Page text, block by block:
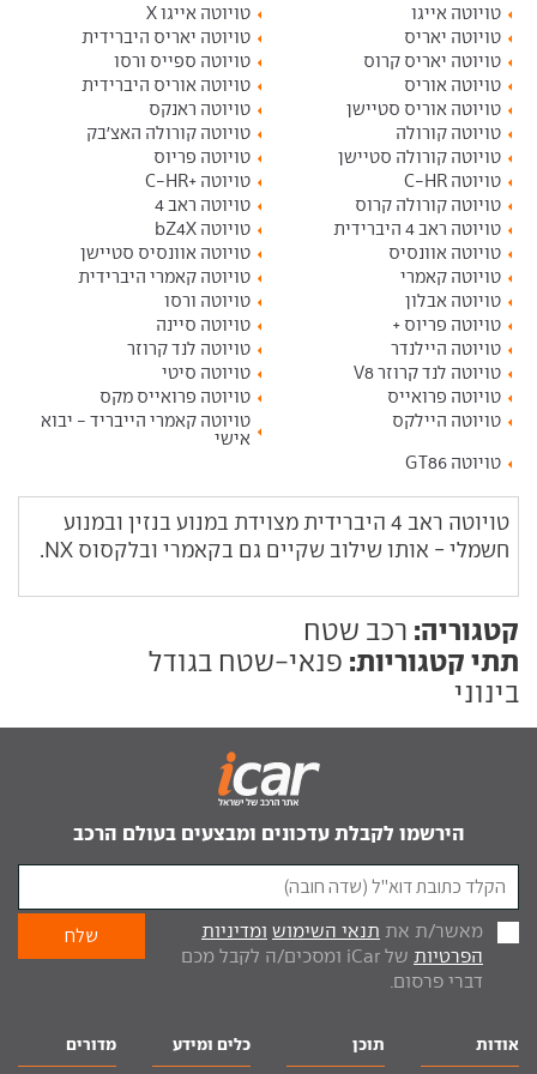
טויוטה אייגו
טויוטה אייגו X
טויוטה יאריס
טויוטה יאריס היברידית
טויוטה יאריס קרוס
טויוטה ספייס ורסו
טויוטה אוריס
טויוטה אוריס היברידית
טויוטה אוריס סטיישן
טויוטה ראנקס
טויוטה קורולה
טויוטה קורולה האצ'בק
טויוטה קורולה סטיישן
טויוטה פריוס
טויוטה C-HR
טויוטה +C-HR
טויוטה קורולה קרוס
טויוטה ראב 4
טויוטה ראב 4 היברידית
טויוטה bZ4X
טויוטה אוונסיס
טויוטה אוונסיס סטיישן
טויוטה קאמרי
טויוטה קאמרי היברידית
טויוטה אבלון
טויוטה ורסו
טויוטה פריוס +
טויוטה סיינה
טויוטה היילנדר
טויוטה לנד קרוזר
טויוטה לנד קרוזר V8
טויוטה סיטי
טויוטה פרואייס
טויוטה פרואייס מקס
טויוטה היילקס
טויוטה קאמרי הייבריד - יבוא
אישי
טויוטה GT86
טויוטה ראב 4 היברידית מצוידת במנוע בנזין ובמנוע
חשמלי - אותו שילוב שקיים גם בקאמרי ובלקסוס NX.
קטגוריה: רכב שטח
תתי קטגוריות: פנאי-שטח בגודל
בינוני
הירשמו לקבלת עדכונים ומבצעים בעולם הרכב
מאשר/ת את תנאי השימוש ומדיניות
הפרטיות
של iCar ומסכים/ה לקבל מכם
דברי פרסום.
אודות תוכן כלים ומידע מדורים